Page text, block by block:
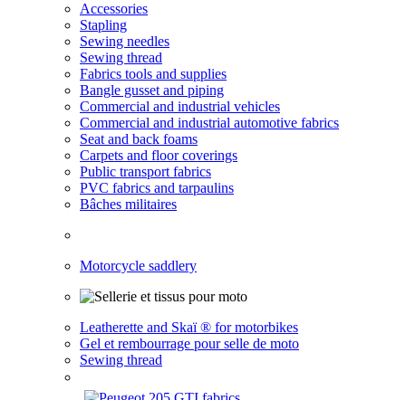
Accessories
Stapling
Sewing needles
Sewing thread
Fabrics tools and supplies
Bangle gusset and piping
Commercial and industrial vehicles
Commercial and industrial automotive fabrics
Seat and back foams
Carpets and floor coverings
Public transport fabrics
PVC fabrics and tarpaulins
Bâches militaires
Motorcycle saddlery
Leatherette and Skaï ® for motorbikes
Gel et rembourrage pour selle de moto
Sewing thread